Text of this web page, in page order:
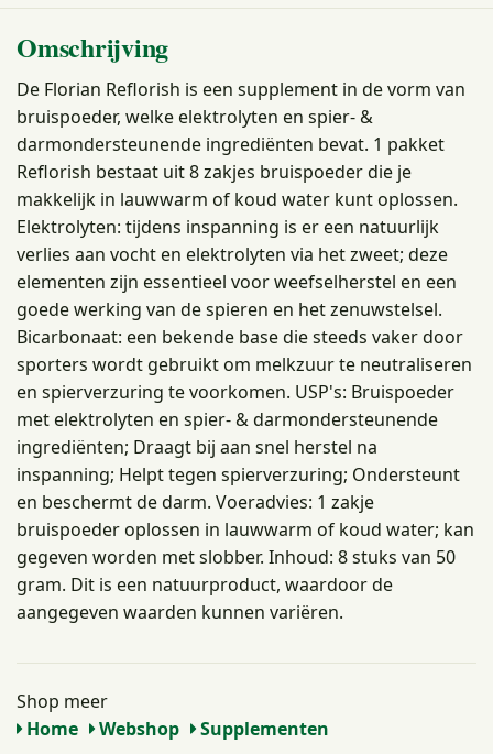
Omschrijving
De Florian Reflorish is een supplement in de vorm van
bruispoeder, welke elektrolyten en spier- &
darmondersteunende ingrediënten bevat. 1 pakket
Reflorish bestaat uit 8 zakjes bruispoeder die je
makkelijk in lauwwarm of koud water kunt oplossen.
Elektrolyten: tijdens inspanning is er een natuurlijk
verlies aan vocht en elektrolyten via het zweet; deze
elementen zijn essentieel voor weefselherstel en een
goede werking van de spieren en het zenuwstelsel.
Bicarbonaat: een bekende base die steeds vaker door
sporters wordt gebruikt om melkzuur te neutraliseren
en spierverzuring te voorkomen. USP's: Bruispoeder
met elektrolyten en spier- & darmondersteunende
ingrediënten; Draagt bij aan snel herstel na
inspanning; Helpt tegen spierverzuring; Ondersteunt
en beschermt de darm. Voeradvies: 1 zakje
bruispoeder oplossen in lauwwarm of koud water; kan
gegeven worden met slobber. Inhoud: 8 stuks van 50
gram. Dit is een natuurproduct, waardoor de
aangegeven waarden kunnen variëren.
Shop meer
Home
Webshop
Supplementen